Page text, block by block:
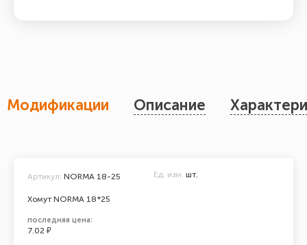
Модификации Описание
Хомут NORMA 18*25
Артикул: NORMA 18-25 Ед. изм. шт.
последняя цена:
7.02 ₽